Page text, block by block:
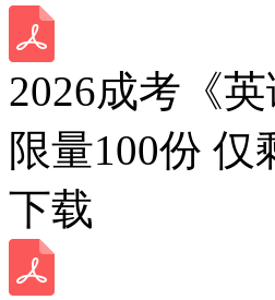
2026成考《
限量100份 仅
下载